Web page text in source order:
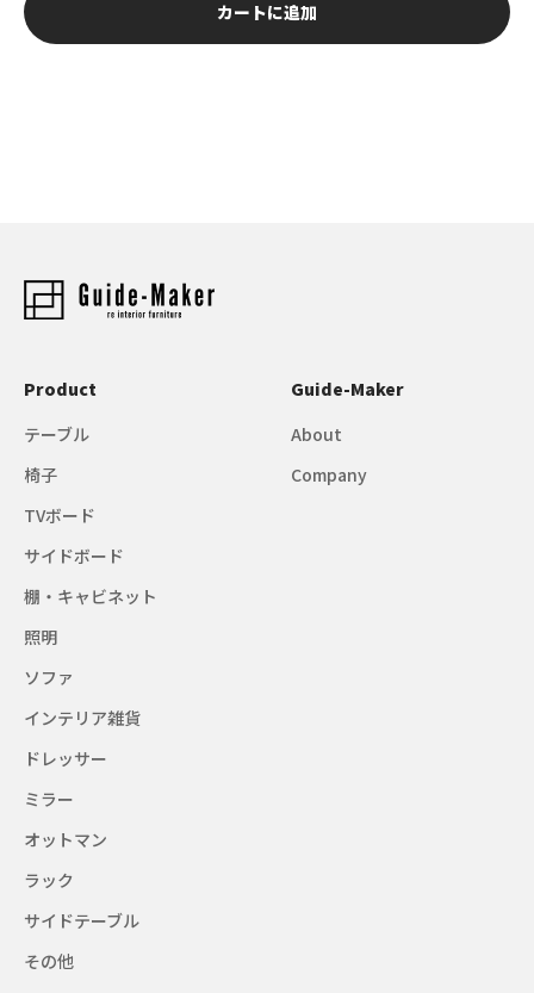
カートに追加
Product
テーブル
椅子
TVボード
サイドボード
棚・キャビネット
照明
ソファ
インテリア雑貨
ドレッサー
ミラー
オットマン
ラック
サイドテーブル
その他
Guide-Maker
About
Company